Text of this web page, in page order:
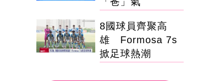
8國球員齊聚高
雄 Formosa 7s
掀足球熱潮